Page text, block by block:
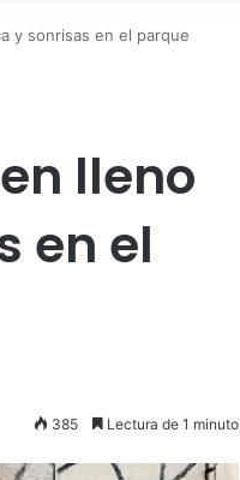
y sonrisas en el parque
lleno
en el
385 Lectura de 1 minuto